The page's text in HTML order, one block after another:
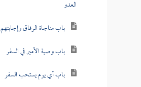
العدو
باب مناجاة الرفاق وإجابتهم
باب وصية الأمير في السفر
باب أي يوم يستحب السفر